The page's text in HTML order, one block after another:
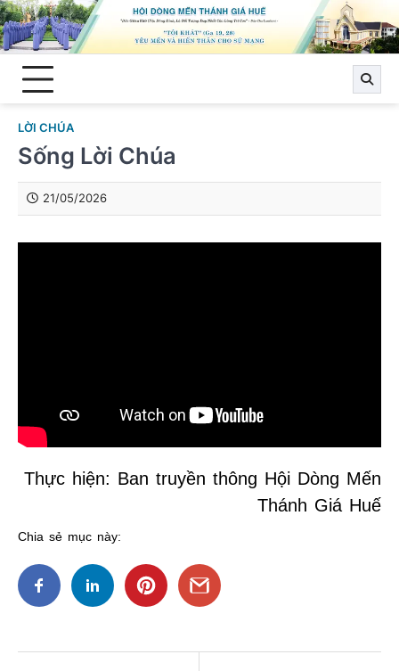
Skip
to
content
LỜI CHÚA
Sống Lời Chúa
21/05/2026
Thực hiện: Ban truyền thông Hội Dòng Mến
Thánh Giá Huế
Chia sẻ mục này: